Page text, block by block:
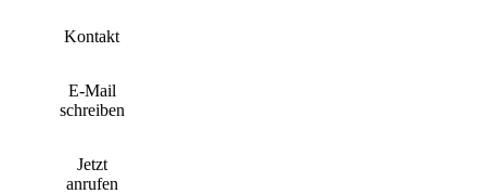
Kontakt
E-Mail
schreiben
Jetzt
anrufen